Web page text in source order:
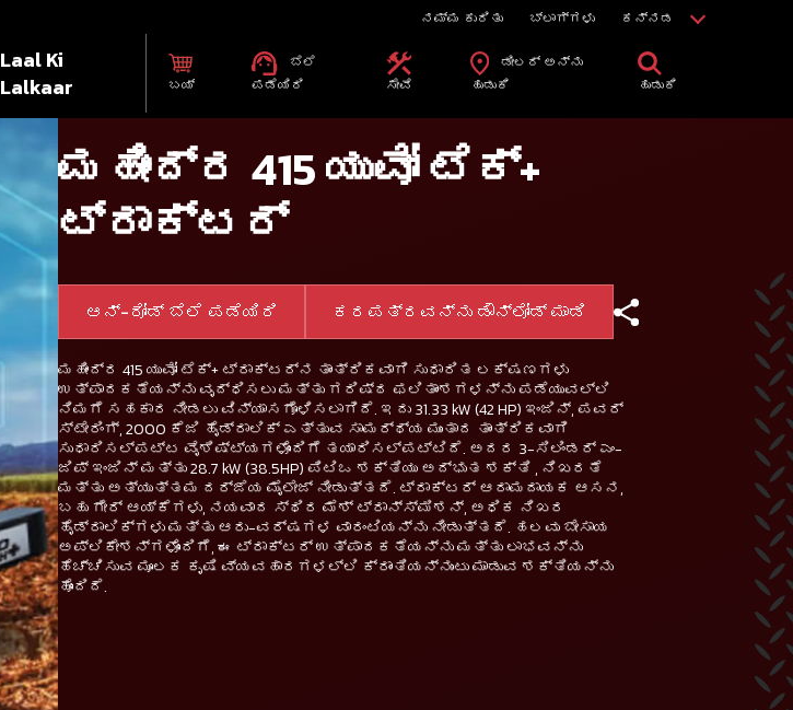
ನಮ್ಮ ಕುರಿತು ಬ್ಲಾಗ್ಗಳು ಕನ್ನಡ
Laal Ki
Lalkaar
ಬಯ್
ಬೆಲೆ
ಪಡೆಯಿರಿ
ಸೇವೆ
ಡೀಲರ್ ಅನ್ನು
ಹುಡುಕಿ
ಹುಡುಕಿ
ಮಹೀಂದ್ರ 415 ಯುವೋ ಟೆಕ್+
ಟ್ರಾಕ್ಟರ್
ಆನ್-ರೋಡ್ ಬೆಲೆ ಪಡೆಯಿರಿ ಕರಪತ್ರವನ್ನು ಡೌನ್‌ಲೋಡ್ ಮಾಡಿ
ಮಹೀಂದ್ರ 415 ಯುವೋ ಟೆಕ್+ ಟ್ರಾಕ್ಟರ್‌ನ ತಾಂತ್ರಿಕವಾಗಿ ಸುಧಾರಿತ ಲಕ್ಷಣಗಳು
ಉತ್ಪಾದಕತೆಯನ್ನು ವೃದ್ಧಿಸಲು ಮತ್ತು ಗರಿಷ್ಠ ಫಲಿತಾಂಶಗಳನ್ನು ಪಡೆಯುವಲ್ಲಿ
ನಿಮಗೆ ಸಹಕಾರ ನೀಡಲು ವಿನ್ಯಾಸಗೊಳಿಸಲಾಗಿದೆ. ಇದು 31.33 kW (42 HP) ಇಂಜಿನ್, ಪವರ್
ಸ್ಟೇರಿಂಗ್, 2000 ಕೆಜಿ ಹೈಡ್ರಾಲಿಕ್ ಎತ್ತುವ ಸಾಮರ್ಥ್ಯ ಮುಂತಾದ ತಾಂತ್ರಿಕವಾಗಿ
ಸುಧಾರಿಸಲ್ಪಟ್ಟ ವೈಶಿಷ್ಟ್ಯಗಳೊಂದಿಗೆ ತಯಾರಿಸಲ್ಪಟ್ಟಿದೆ. ಅದರ 3-ಸಿಲಿಂಡರ್ ಎಂ-
ಜಿಪ್ ಇಂಜಿನ್ ಮತ್ತು 28.7 kW (38.5HP) ಪಿಟಿಒ ಶಕ್ತಿಯು ಅದ್ಭುತ ಶಕ್ತಿ , ನಿಖರತೆ
ಮತ್ತು ಅತ್ಯುತ್ತಮ ದರ್ಜೆಯ ಮೈಲೇಜ್ ನೀಡುತ್ತದೆ. ಟ್ರಾಕ್ಟರ್ ಆರಾಮದಾಯಕ ಆಸನ,
ಬಹು ಗೇರ್ ಆಯ್ಕೆಗಳು, ನಯವಾದ ಸ್ಥಿರ ಮೆಶ್ ಟ್ರಾನ್ಸ್‌ಮಿಶನ್, ಅಧಿಕ ನಿಖರ
ಹೈಡ್ರಾಲಿಕ್‌ಗಳು ಮತ್ತು ಆರು-ವರ್ಷಗಳ ವಾರಂಟಿಯನ್ನು ನೀಡುತ್ತದೆ. ಹಲವು ಬೇಸಾಯ
ಅಪ್ಲಿಕೇಶನ್‌ಗಳೊಂದಿಗೆ, ಈ ಟ್ರಾಕ್ಟರ್ ಉತ್ಪಾದಕತೆಯನ್ನು ಮತ್ತು ಲಾಭವನ್ನು
ಹೆಚ್ಚಿಸುವ ಮೂಲಕ ಕೃಷಿ ವ್ಯವಹಾರಗಳಲ್ಲಿ ಕ್ರಾಂತಿಯನ್ನುಂಟು ಮಾಡುವ ಶಕ್ತಿಯನ್ನು
ಹೊಂದಿದೆ.